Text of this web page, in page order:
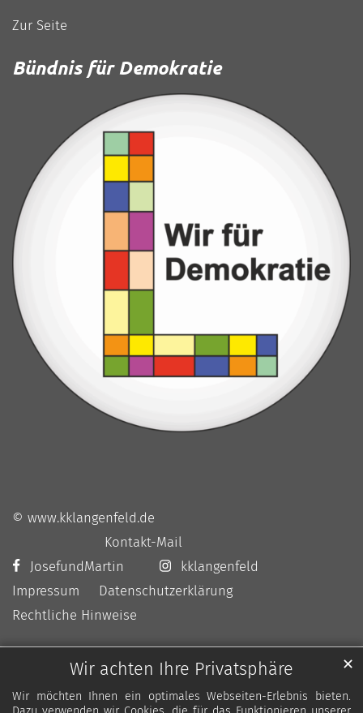
Wir achten Ihre Privatsphäre
Wir möchten Ihnen ein optimales Webseiten-Erlebnis bieten.
✕
Zur Seite
Bündnis für Demokratie
© www.kklangenfeld.de
Kontakt-Mail
JosefundMartin
kklangenfeld
Impressum
Datenschutzerklärung
Rechtliche Hinweise